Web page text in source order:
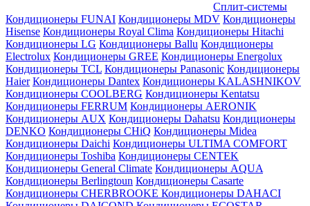
Сплит-системы
Кондиционеры FUNAI Кондиционеры MDV Кондиционеры
Hisense Кондиционеры Royal Clima Кондиционеры Hitachi
Кондиционеры LG Кондиционеры Ballu Кондиционеры
Electrolux Кондиционеры GREE Кондиционеры Energolux
Кондиционеры TCL Кондиционеры Panasonic Кондиционеры
Haier Кондиционеры Dantex Кондиционеры KALASHNIKOV
Кондиционеры СOOLBERG Кондиционеры Kentatsu
Кондиционеры FERRUM Кондиционеры AERONIK
Кондиционеры AUX Кондиционеры Dahatsu Кондиционеры
DENKO Кондиционеры CHiQ Кондиционеры Midea
Кондиционеры Daichi Кондиционеры ULTIMA COMFORT
Кондиционеры Toshiba Кондиционеры CENTEK
Кондиционеры General Climate Кондиционеры AQUA
Кондиционеры Berlingtoun Кондиционеры Casarte
Кондиционеры CHERBROOKE Кондиционеры DAHACI